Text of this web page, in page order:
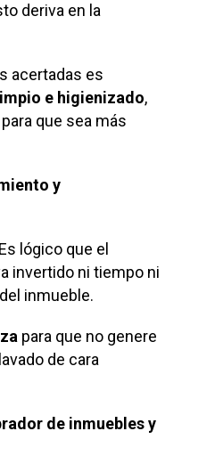
deriva en la
acertadas es
e higienizado,
que sea más
y
lógico que el
invertido ni tiempo ni
inmueble.
para que no genere
de cara
de inmuebles y